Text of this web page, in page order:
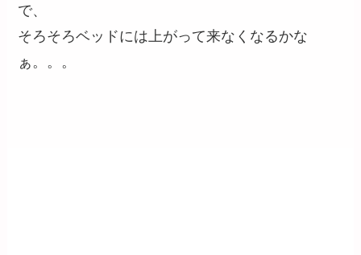
で、
そろそろベッドには上がって来なくなるかな
ぁ。。。